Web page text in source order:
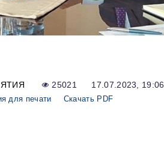
25021 17.07.2023, 19:06
для печати Скачать PDF